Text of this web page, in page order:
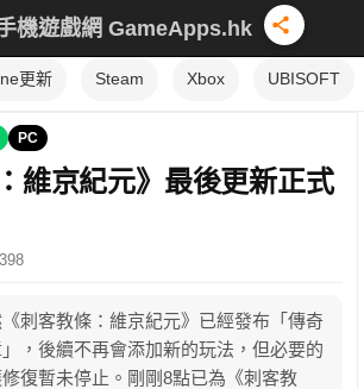
機遊戲網 GameApps.hk
更新 Steam Xbox UBISOFT
PC
維京紀元》最後更新正式
刺客教條：維京紀元》已經發布「傳奇
，後續不再會添加新的玩法，但必要的
復暫未停止。剛剛8點已為《刺客教